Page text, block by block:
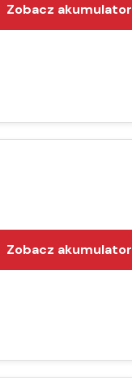
Zobacz akumulator
Zobacz akumulator